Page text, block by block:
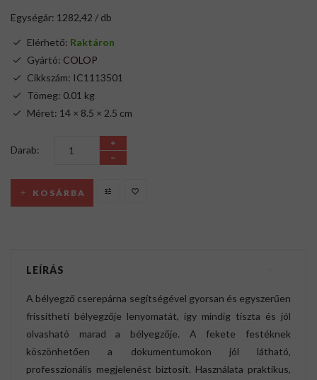
Egységár: 1282,42 / db
Elérhető: Raktáron
Gyártó: COLOP
Cikkszám: IC1113501
Tömeg: 0.01 kg
Méret: 14 × 8.5 × 2.5 cm
Darab:
KOSÁRBA
LEÍRÁS
A bélyegző cserepárna segítségével gyorsan és egyszerűen
frissítheti bélyegzője lenyomatát, így mindig tiszta és jól
olvasható marad a bélyegzője. A fekete festéknek
köszönhetően a dokumentumokon jól látható,
professzionális megjelenést biztosít. Használata praktikus,